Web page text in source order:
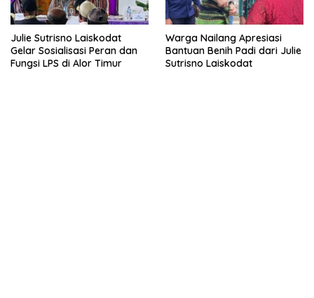
Julie Sutrisno Laiskodat
Gelar Sosialisasi Peran dan
Fungsi LPS di Alor Timur
Warga Nailang Apresiasi
Bantuan Benih Padi dari Julie
Sutrisno Laiskodat